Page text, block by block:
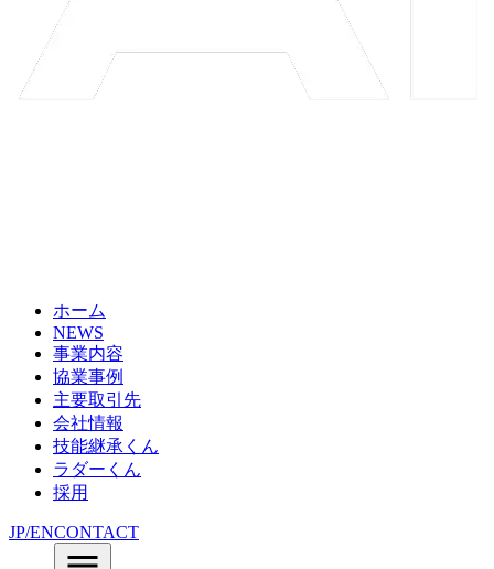
ホーム
NEWS
事業内容
協業事例
主要取引先
会社情報
技能継承くん
ラダーくん
採用
JP/ENCONTACT